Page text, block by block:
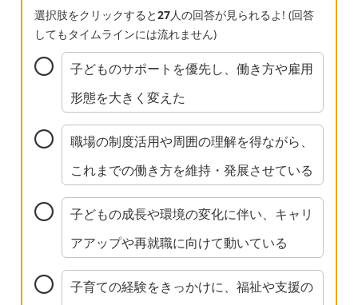
配がつくほどではないし、確かに一斉指示で
すぐに動けるかといったら個別の声掛けが今
の段階は必要になると思うが、集団に入った
ら絶対に伸びると思うとも言ってくれたので
すが、なんだかもう分からなくなって来てし
まいました。 私としては幼稚園で定型の子達
と過ごしながら療育に通わせるつもりだった
のですが、 一年療育に通って年中からの方が
いいのか、年少からで療育多めの併用がいい
のか、、、また療育に通う場合、どういった
ところが息子に合いそうか教えていただける
と嬉しいです。 これが3歳のあるあるなの
か、私が色々敏感になって求めすぎなのか、
選択肢をクリックすると27人の回答が見られるよ! (回答
してもタイムラインには流れません)
子どものサポートを優先し、働き方や雇用
形態を大きく変えた
職場の制度活用や周囲の理解を得ながら、
これまでの働き方を維持・発展させている
子どもの成長や環境の変化に伴い、キャリ
アアップや再就職に向けて動いている
子育ての経験をきっかけに、福祉や支援の